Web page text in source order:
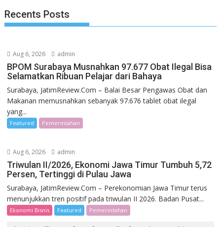
Recents Posts
Aug 6, 2026 admin
BPOM Surabaya Musnahkan 97.677 Obat Ilegal Bisa
Selamatkan Ribuan Pelajar dari Bahaya
Surabaya, JatimReview.Com – Balai Besar Pengawas Obat dan
Makanan memusnahkan sebanyak 97.676 tablet obat ilegal
yang...
Featured Pemerintahan
Aug 6, 2026 admin
Triwulan II/2026, Ekonomi Jawa Timur Tumbuh 5,72
Persen, Tertinggi di Pulau Jawa
Surabaya, JatimReview.Com – Perekonomian Jawa Timur terus
menunjukkan tren positif pada triwulan II 2026. Badan Pusat...
Ekonomi Bisnis Featured Pemerintahan